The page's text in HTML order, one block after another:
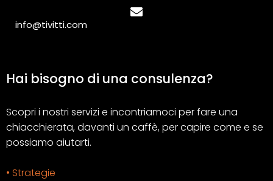
info@tivitti.com
Hai bisogno di una consulenza?
Scopri i nostri servizi e incontriamoci per fare una
chiacchierata, davanti un caffè, per capire come e se
possiamo aiutarti.
• Strategie